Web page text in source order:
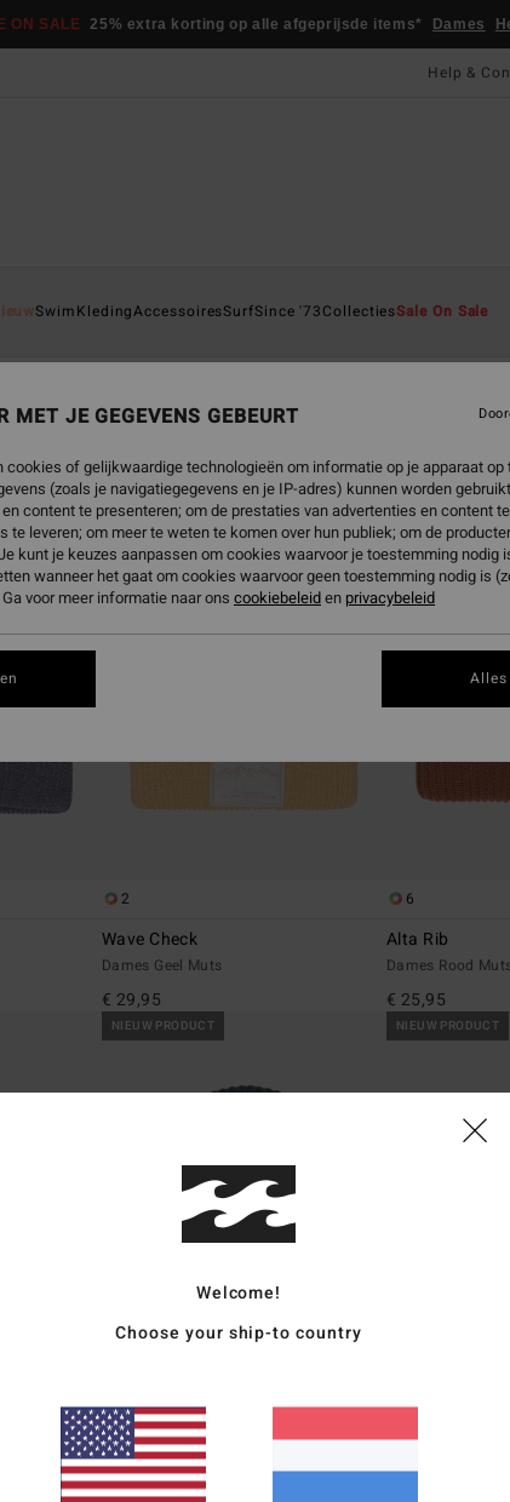
ON SALE 25% extra korting op alle afgeprijsde items* Dames
Help &
SwimKledingAccessoiresSurfSince '73CollectiesSale On Sale
NIEUW PRODUCT
2
Wave Check
Dames Geel Muts
€ 29,95
NIEUW PRODUCT
6
Alta Rib
Dames Rood
€ 25,95
NIEUW PRODUCT
Alta Rib
Dames Rood Muts
€ 25,95
NIEUW PRODUCT
Welcome!
Choose your ship-to country
MET JE GEGEVENS GEBEURT
cookies of gelijkwaardige technologieën om informatie op je apparaat
(zoals je navigatiegegevens en je IP-adres) kunnen worden
content te presenteren; om de prestaties van advertenties en content
te leveren; om meer te weten te komen over hun publiek; om de
kunt je keuzes aanpassen om cookies waarvoor je toestemming nodig
wanneer het gaat om cookies waarvoor geen toestemming nodig is
voor meer informatie naar ons cookiebeleiden privacybeleid